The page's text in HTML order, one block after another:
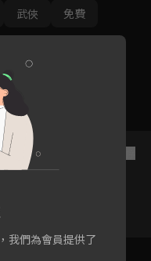
武俠
免費
21 22
我們為會員提供了